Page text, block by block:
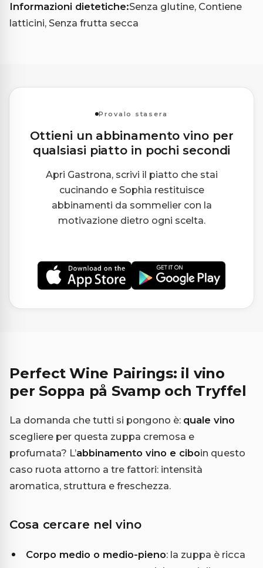
Informazioni dietetiche:Senza glutine, Contiene
latticini, Senza frutta secca
Provalo stasera
Ottieni un abbinamento vino per
qualsiasi piatto in pochi secondi
Apri Gastrona, scrivi il piatto che stai
cucinando e Sophia restituisce
abbinamenti da sommelier con la
motivazione dietro ogni scelta.
Perfect Wine Pairings: il vino
per Soppa på Svamp och Tryffel
La domanda che tutti si pongono è: quale vino
scegliere per questa zuppa cremosa e
profumata? L’abbinamento vino e ciboin questo
caso ruota attorno a tre fattori: intensità
aromatica, struttura e freschezza.
Cosa cercare nel vino
Corpo medio o medio-pieno: la zuppa è ricca